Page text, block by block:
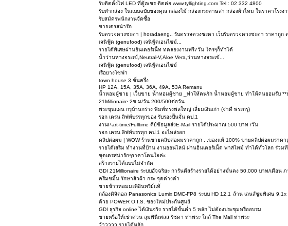
รับติดตั้งไฟ LED ที่ตู้เพชร ติดต่อ www.tyllighting.com Tel : 02 332 4800
รับทำกล่อง ในแบบฉบับของคุณ กล่องไม้ กล่องกระดาษสา กล่องผ้าไหม ในราคาโรงง
รับสมัครพนักงานจัดซื้อ
ขายเดรสน่ารัก
รับตรวจดวงชะตา | horadaeng.. รับตรวจดวงชะตา เว็บรับตรวจดวงชะตา ราคาถูก
เจนิฟู้ด (genufood) เจนิฟู้ดเอนไซม์...
รายได้พิเศษผ่านอินเตอร์เน็ท ทดลองงานฟรี7วัน ใครๆก็ทำได้
น้ำว่านหางจระเข้,Neutral-V,Aloe Vera,ว่านหางจระเข้...
เจนิฟู้ด (genufood) เจนิฟู้ดเอนไซม์
เรือยางโซฟา
town house 3 ชั้นครึ่ง
HP 12A, 15A, 35A, 36A, 49A, 53A Remanu
น้ำหอมผู้ชาย | เว็บขาย น้ำหอมผู้ชาย _ทำให้คนรัก น้ำหอมผู้ชาย ทำให้คนยอมรับ
21Millionaire 2ซ.ม/วัน 200/500ต่อวัน
พระขุนแผน กรุบ้านกร่าง พิมพ์ทรงพลใหญ่ เลี่ยมเงินเก่า (จ่าดี พระกรุ)
รอก เครน ลิฟท์บรรทุกของ รับรองปั้นจั่น คป.1
งานPart-time/Fulltime คีย์ข้อมูลส่งE-Mail รายได้ประมาณ 500 บาท /วัน
รอก เครน ลิฟท์บรรทุก คป.1 อะไหล่รอก
คลิปต่อผม | WOW ร้านขายคลิปต่อผมราคาถูก . .ของแท้ 100% ขายคลิปต่อผมราคา
รายได้เสริม ทำงานที่บ้าน งานออนไลน์ ผ่านอินเตอร์เน็ต พาสไทม์ ทำได้ทั่วโลก ร่วม
ชุดเดรสน่ารักๆราคาโดนใจค่ะ
สร้างรายได้แบบไม่จำกัด
GDI 21Millionaire ระบบอัจฉริยะ การันตีสร้างรายได้อย่างมั่นคง 50,000 บาท/เดือน ภ
ครีมขมิ้น รักษาสิวฝ้า กระ จุดด่างดำ
ขายข้าวหอมมะลิอินทรีย์แท้
กล้องดิจิตอล Panasonics Lumix DMC-FP8 ระบบ HD 12.1 ล้าน เลนส์ซูมพิเศษ
ด้วย POWER O.I.S. ของใหม่ประกันศูนย์
GDI ธุรกิจ online ได้เงินจริง รายได้ขั้นต่ำ 5 หลัก ไม่ต้องประชุมหรืออบรม
ขายหรือให้เช่าด่วน ลุมพินีเพลส รัชดา ท่าพระ ใกล้ The Mall ท่าพระ
ว้าวววว รายได้หลัก